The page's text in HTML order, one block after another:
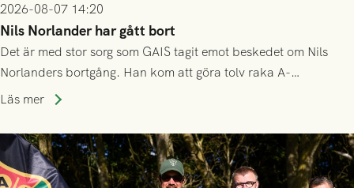
2026-08-07 14:20
Nils Norlander har gått bort
Det är med stor sorg som GAIS tagit emot beskedet om Nils
Norlanders bortgång. Han kom att göra tolv raka A-
lagssäsonger i Grönsvart och är en av få spelare som i GAIS
Läs mer